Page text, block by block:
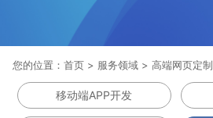
您的位置： 首页> 服务领域> 高端网页定制
移动端APP开发